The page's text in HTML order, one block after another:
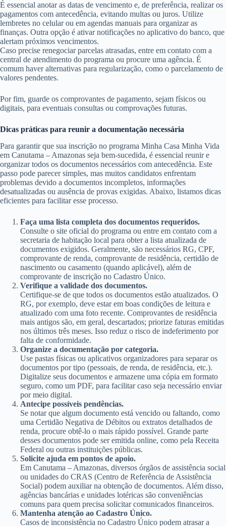
É essencial anotar as datas de vencimento e, de preferência, realizar os
pagamentos com antecedência, evitando multas ou juros. Utilize
lembretes no celular ou em agendas manuais para organizar as
finanças. Outra opção é ativar notificações no aplicativo do banco, que
alertam próximos vencimentos.
Caso precise renegociar parcelas atrasadas, entre em contato com a
central de atendimento do programa ou procure uma agência. É
comum haver alternativas para regularização, como o parcelamento de
valores pendentes.
Por fim, guarde os comprovantes de pagamento, sejam físicos ou
digitais, para eventuais consultas ou comprovações futuras.
Dicas práticas para reunir a documentação necessária
Para garantir que sua inscrição no programa Minha Casa Minha Vida
em Canutama – Amazonas seja bem-sucedida, é essencial reunir e
organizar todos os documentos necessários com antecedência. Este
passo pode parecer simples, mas muitos candidatos enfrentam
problemas devido a documentos incompletos, informações
desatualizadas ou ausência de provas exigidas. Abaixo, listamos dicas
eficientes para facilitar esse processo.
Faça uma lista completa dos documentos requeridos.
Consulte o site oficial do programa ou entre em contato com a
secretaria de habitação local para obter a lista atualizada de
documentos exigidos. Geralmente, são necessários RG, CPF,
comprovante de renda, comprovante de residência, certidão de
nascimento ou casamento (quando aplicável), além de
comprovante de inscrição no Cadastro Único.
Verifique a validade dos documentos.
Certifique-se de que todos os documentos estão atualizados. O
RG, por exemplo, deve estar em boas condições de leitura e
atualizado com uma foto recente. Comprovantes de residência
mais antigos são, em geral, descartados; priorize faturas emitidas
nos últimos três meses. Isso reduz o risco de indeferimento por
falta de conformidade.
Organize a documentação por categoria.
Use pastas físicas ou aplicativos organizadores para separar os
documentos por tipo (pessoais, de renda, de residência, etc.).
Digitalize seus documentos e armazene uma cópia em formato
seguro, como um PDF, para facilitar caso seja necessário enviar
por meio digital.
Antecipe possíveis pendências.
Se notar que algum documento está vencido ou faltando, como
uma Certidão Negativa de Débitos ou extratos detalhados de
renda, procure obtê-lo o mais rápido possível. Grande parte
desses documentos pode ser emitida online, como pela Receita
Federal ou outras instituições públicas.
Solicite ajuda em pontos de apoio.
Em Canutama – Amazonas, diversos órgãos de assistência social
ou unidades do CRAS (Centro de Referência de Assistência
Social) podem auxiliar na obtenção de documentos. Além disso,
agências bancárias e unidades lotéricas são conveniências
comuns para quem precisa solicitar comunicados financeiros.
Mantenha atenção ao Cadastro Único.
Casos de inconsistência no Cadastro Único podem atrasar a